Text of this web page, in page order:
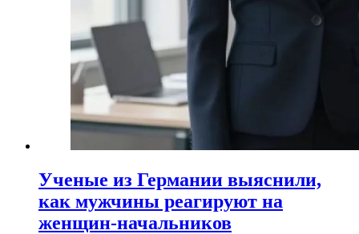
Ученые из Германии выяснили,
как мужчины реагируют на
женщин-начальников